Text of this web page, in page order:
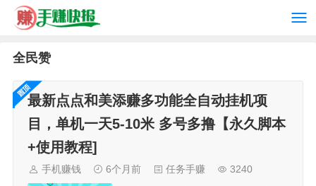
全民赞
最新点点和美添赚多功能全自动挂机项
目，单机一天5-10米 多号多撸【永久脚本
+使用教程]
手机赚钱 6个月前 任务手赚 3240